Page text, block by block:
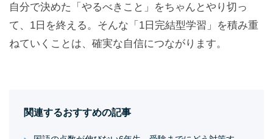
自分で決めた「やるべきこと」をちゃんとやり切っ
て、1日を終える。そんな「1日完結型学習」を積み重
ねていくことは、確実な自信につながります。
関連するおすすめの記事